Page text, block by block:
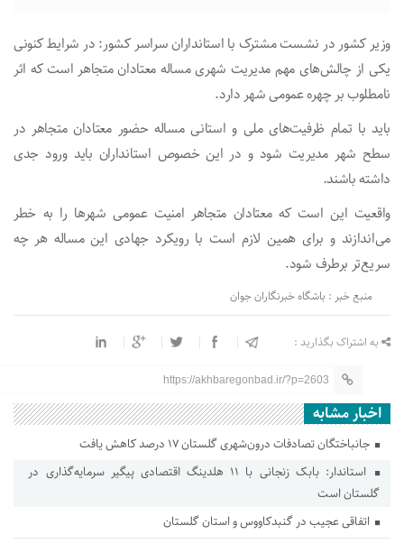
وزیر کشور در نشست مشترک با استانداران سراسر کشور: در شرایط کنونی
یکی از چالش‌های مهم مدیریت شهری مساله معتادان متجاهر است که اثر
نامطلوب بر چهره عمومی شهر دارد.
باید با تمام ظرفیت‌های ملی و استانی مساله حضور معتادان متجاهر در
سطح شهر مدیریت شود و در این خصوص استانداران باید ورود جدی
داشته باشند.
واقعیت این است که معتادان متجاهر امنیت عمومی شهرها را به خطر
می‌اندازند و برای همین لازم است با رویکرد جهادی این مساله هر چه
سریع‌تر برطرف شود.
منبع خبر : باشگاه خبرنگاران جوان
به اشتراک بگذارید :
https://akhbaregonbad.ir/?p=2603
اخبار مشابه
جانباختگان تصادفات درون‌شهری گلستان ۱۷ درصد کاهش یافت
استاندار: بابک زنجانی با ۱۱ هلدینگ اقتصادی پیگیر سرمایه‌گذاری در
گلستان است
اتفاقی عجیب در‌ گنبدکاووس و استان گلستان